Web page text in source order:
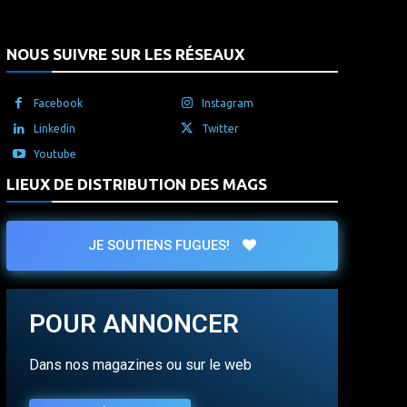
NOUS SUIVRE SUR LES RÉSEAUX
Facebook Instagram
Linkedin Twitter
Youtube
LIEUX DE DISTRIBUTION DES MAGS
JE SOUTIENS FUGUES!
POUR ANNONCER
Dans nos magazines ou sur le web